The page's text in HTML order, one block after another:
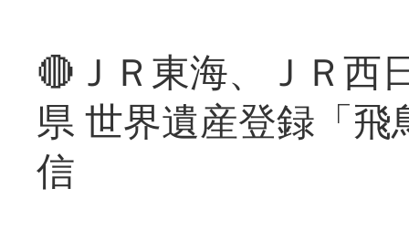
🔴ＪＲ東海、ＪＲ西
県 世界遺産登録「
信